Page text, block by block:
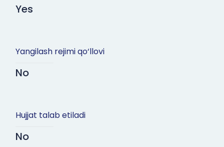
Yes
Yangilash rejimi qo‘llovi
No
Hujjat talab etiladi
No